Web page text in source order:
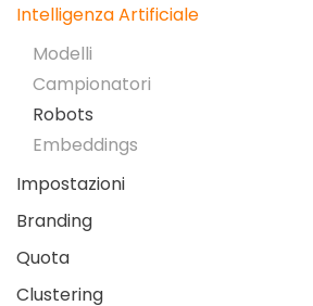
Intelligenza Artificiale
Modelli
Campionatori
Robots
Embeddings
Impostazioni
Branding
Quota
Clustering